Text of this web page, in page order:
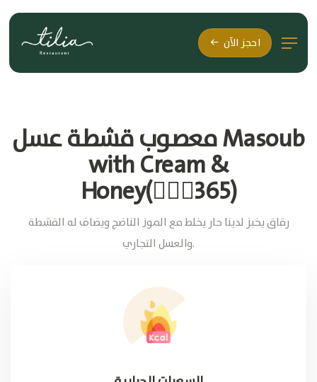
احجز الآن
معصوب قشطة عسل Masoub
with Cream &
Honey(🚶🏽‍♂365)
رقاق يخبز لدينا حار يخلط مع الموز الناضج ويضاف له القشطة
والعسل التجاري.